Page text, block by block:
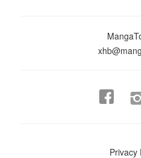
Privacy